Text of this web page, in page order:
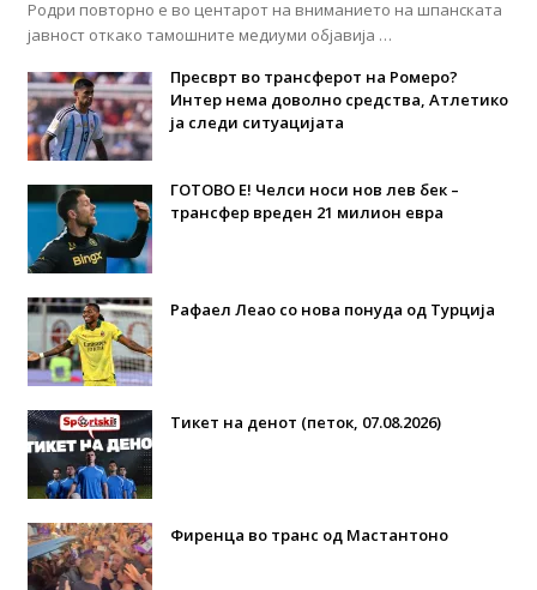
Родри повторно е во центарот на вниманието на шпанската
јавност откако тамошните медиуми објавија …
Пресврт во трансферот на Ромеро?
Интер нема доволно средства, Атлетико
ја следи ситуацијата
ГОТОВО Е! Челси носи нов лев бек –
трансфер вреден 21 милион евра
Рафаел Леао со нова понуда од Турција
Тикет на денот (петок, 07.08.2026)
Фиренца во транс од Мастантоно